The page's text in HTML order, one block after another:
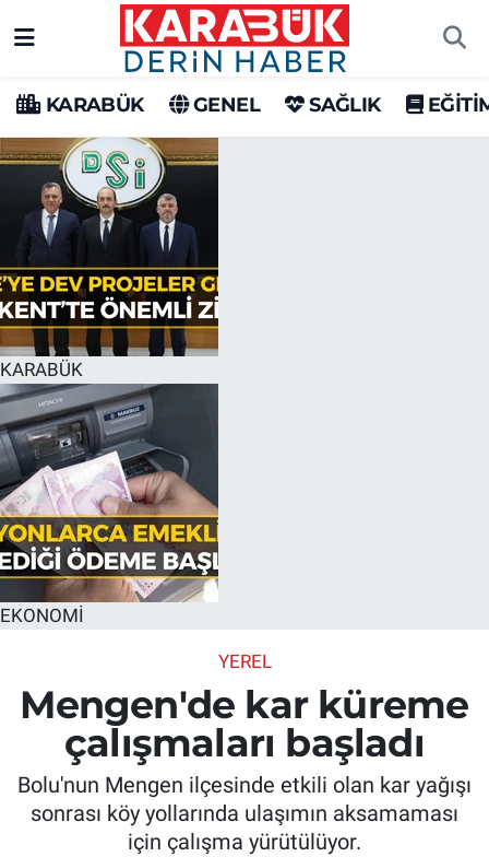
KARABÜK GENEL SAĞLIK
KARABÜK
EKONOMİ
YEREL
Mengen'de kar küreme
çalışmaları başladı
Bolu'nun Mengen ilçesinde etkili olan kar yağışı
sonrası köy yollarında ulaşımın aksamaması
için çalışma yürütülüyor.
Karabük Hava Durumu
Karabük Trafik Yoğunluk Haritası
Süper Lig Puan Durumu ve Fikstür
Tüm Manşetler
Son Dakika Haberleri
Haber Arşivi